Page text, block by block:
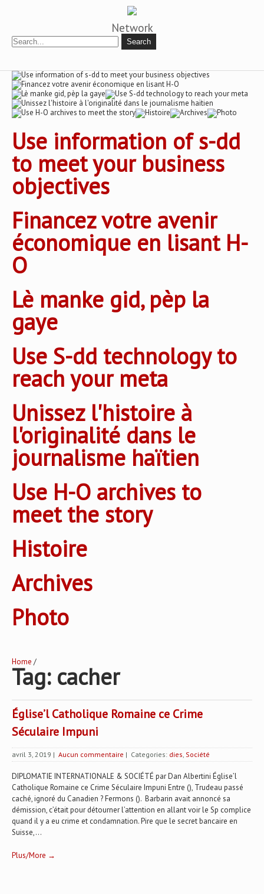
Network
Use information of s-dd
to meet your business
objectives
Financez votre avenir
économique en lisant H-
O
Lè manke gid, pèp la
gaye
Use S-dd technology to
reach your meta
Unissez l'histoire à
l'originalité dans le
journalisme haïtien
Use H-O archives to
meet the story
Histoire
Archives
Photo
Home /
Tag: cacher
Église’l Catholique Romaine ce Crime
Séculaire Impuni
avril 3, 2019 | Aucun commentaire | Categories: dies, Société
DIPLOMATIE INTERNATIONALE & SOCIÉTÉ par Dan Albertini Église’l
Catholique Romaine ce Crime Séculaire Impuni Entre (), Trudeau passé
caché, ignoré du Canadien ? Fermons (). Barbarin avait annoncé sa
démission, c’était pour détourner l’attention en allant voir le Sp complice
quand il y a eu crime et condamnation. Pire que le secret bancaire en
Suisse,...
Plus/More →